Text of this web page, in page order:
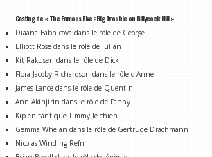
Casting de « The Famous Five : Big Trouble on Billycock Hill »
Diaana Babnicova dans le rôle de George
Elliott Rose dans le rôle de Julian
Kit Rakusen dans le rôle de Dick
Flora Jacoby Richardson dans le rôle d'Anne
James Lance dans le rôle de Quentin
Ann Akinjirin dans le rôle de Fanny
Kip en tant que Timmy le chien
Gemma Whelan dans le rôle de Gertrude Drachmann
Nicolas Winding Refn